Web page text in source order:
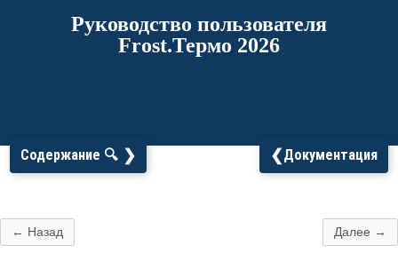
Руководство пользователя
Frost.Термо 2026
← Назад Далее →
❮Документация
Содержание 🔍 ❯